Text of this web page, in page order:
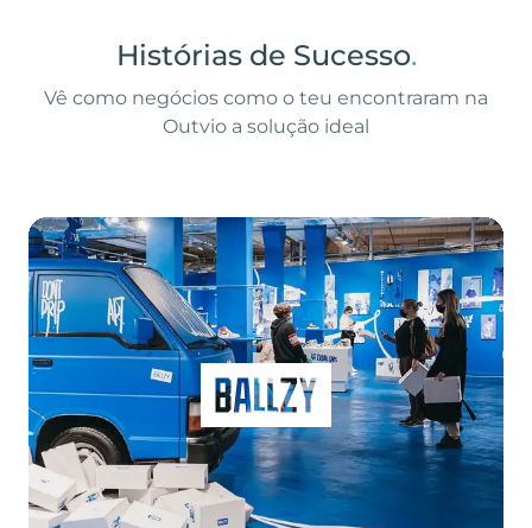
Histórias de Sucesso.
Vê como negócios como o teu encontraram na
Outvio a solução ideal